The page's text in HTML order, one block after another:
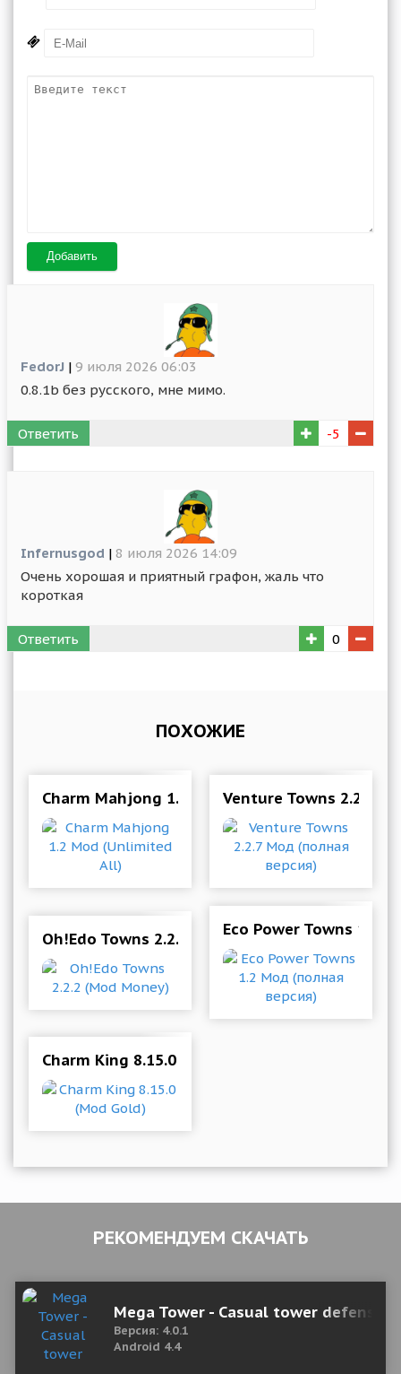
Добавить
FedorJ | 9 июля 2026 06:03
0.8.1b без русского, мне мимо.
Ответить -5
Infernusgod | 8 июля 2026 14:09
Очень хорошая и приятный графон, жаль что
короткая
Ответить 0
ПОХОЖИЕ
Charm Mahjong 1.2 Mod (Unlimited All)
Venture Towns 2.2.7
Oh!Edo Towns 2.2.2 (Mod Money)Eco Power Towns 1.2
Charm King 8.15.0 (Mod Gold)
РЕКОМЕНДУЕМ СКАЧАТЬ
Mega Tower - Casual tower defense
Версия: 4.0.1
Android 4.4